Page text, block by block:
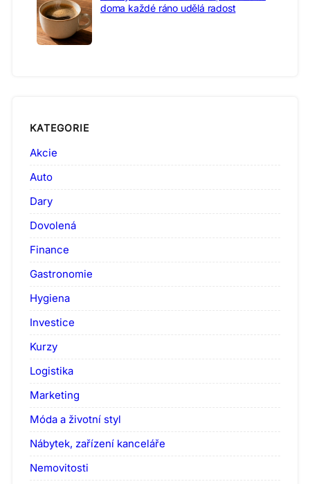
doma každé ráno udělá radost
KATEGORIE
Akcie
Auto
Dary
Dovolená
Finance
Gastronomie
Hygiena
Investice
Kurzy
Logistika
Marketing
Móda a životní styl
Nábytek, zařízení kanceláře
Nemovitosti